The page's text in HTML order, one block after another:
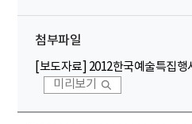
첨부파일
[보도자료] 2012한국예술특집
미리보기